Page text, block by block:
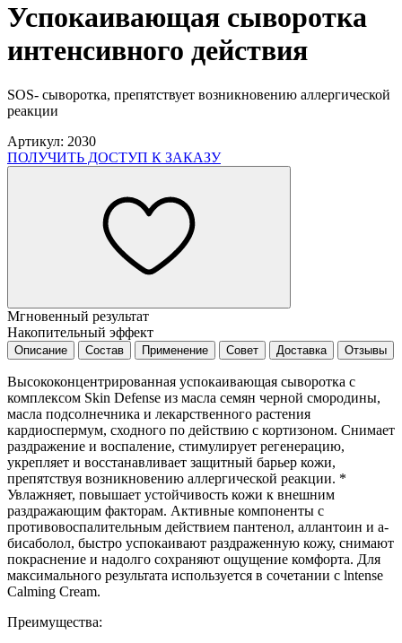
Успокаивающая сыворотка
интенсивного действия
SOS- сыворотка, препятствует возникновению аллергической
реакции
Артикул: 2030
ПОЛУЧИТЬ ДОСТУП К ЗАКАЗУ
Мгновенный результат
Накопительный эффект
Описание Состав Применение Совет Доставка Отзывы
Высококонцентрированная успокаивающая сыворотка с
комплексом Skin Defense из масла семян черной смородины,
масла подсолнечника и лекарственного растения
кардиоспермум, сходного по действию с кортизоном. Снимает
раздражение и воспаление, стимулирует регенерацию,
укрепляет и восстанавливает защитный барьер кожи,
препятствуя возникновению аллергической реакции. *
Увлажняет, повышает устойчивость кожи к внешним
раздражающим факторам. Активные компоненты с
противовоспалительным действием пантенол, аллантоин и а-
бисаболол, быстро успокаивают раздраженную кожу, снимают
покраснение и надолго сохраняют ощущение комфорта. Для
максимального результата используется в сочетании с lntense
Calming Cream.
Преимущества: